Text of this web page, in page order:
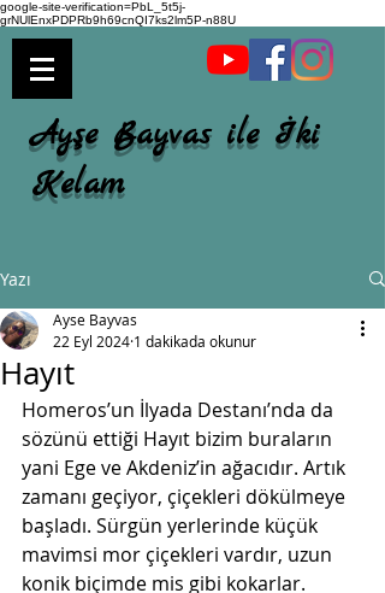
google-site-verification=PbL_5t5j-
grNUlEnxPDPRb9h69cnQI7ks2lm5P-n88U
Ayşe Bayvas ile İki
Kelam
Yazı
Hayıt
Ayse Bayvas
22 Eyl 2024 1 dakikada okunur
Homeros’un İlyada Destanı’nda da
sözünü ettiği Hayıt bizim buraların
yani Ege ve Akdeniz’in ağacıdır. Artık
zamanı geçiyor, çiçekleri dökülmeye
başladı. Sürgün yerlerinde küçük
mavimsi mor çiçekleri vardır, uzun
konik biçimde mis gibi kokarlar.